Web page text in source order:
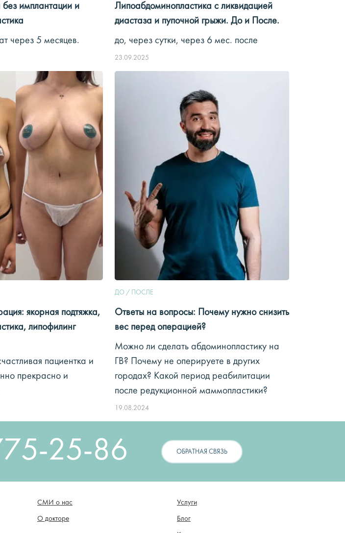
без имплантации и
через 5 месяцев.
Липоабдоминопластика с ликвидацией
диастаза и пупочной грыжи. До и После.
до, через сутки, через 6 мес. после
23.09.2025
якорная подтяжка,
липофилинг
пациентка и
прекрасно и
ДО / ПОСЛЕ
Ответы на вопросы: Почему нужно снизить
вес перед операцией?
Можно ли сделать абдоминопластику на
ГВ? Почему не оперируете в других
городах? Какой период реабилитации
после редукционной маммопластики?
19.08.2024
25-86 ОБРАТНАЯ СВЯЗЬ
СМИ о нас
О докторе
Услуги
Блог